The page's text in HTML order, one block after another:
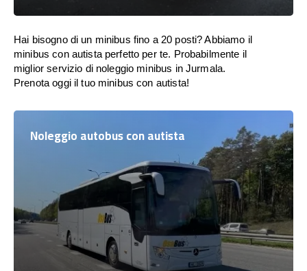
Hai bisogno di un minibus fino a 20 posti? Abbiamo il
minibus con autista perfetto per te. Probabilmente il
miglior servizio di noleggio minibus in Jurmala.
Prenota oggi il tuo minibus con autista!
Noleggio autobus con autista